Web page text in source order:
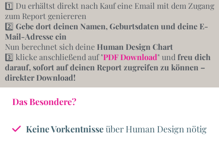
1️⃣ Du erhältst direkt nach Kauf eine Email mit dem Zugang
zum Report geniereren
2️⃣ Gebe dort deinen Namen, Geburtsdaten und deine E-
Mail-Adresse ein
Nun berechnet sich deine Human Design Chart
3️⃣ klicke anschließend auf "PDF Download" und freu dich
darauf, sofort auf deinen Report zugreifen zu können –
direkter Download!
Das Besondere?
Keine Vorkentnisseüber Human Design nötig